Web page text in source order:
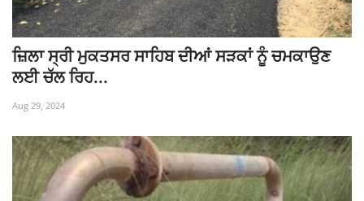
ਜ਼ਿਲਾ ਸ੍ਰੀ ਮੁਕਤਸਰ ਸਾਹਿਬ ਦੀਆਂ ਸੜਕਾਂ ਨੂੰ ਚਮਕਾਉਣ
ਲਈ ਚੱਲ ਰਿਹ...
Aug 29, 2024